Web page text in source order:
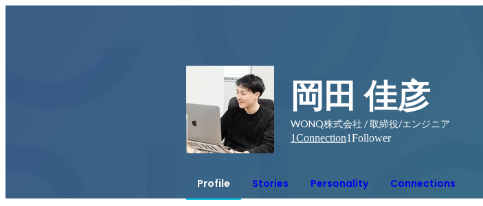
岡田 佳彦
WONQ株式会社 / 取締役/エンジニア
1Connection1Follower
Profile Stories Personality Connections